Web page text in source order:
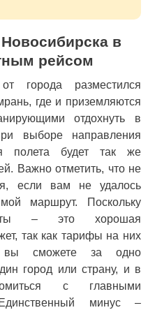
в
рейсом
города разместился
где и приземляются
отдохнуть в
выборе направления
полета будет так же
Важно отметить, что не
если вам не удалось
маршрут. Поскольку
– это хорошая
так как тарифы на них
вы сможете за одно
город или страну, и в
с главными
Единственный минус –